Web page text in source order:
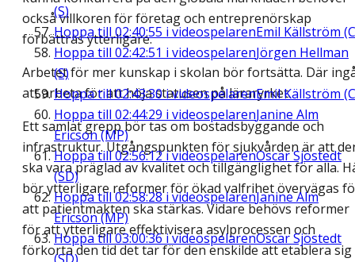
(S)
Hoppa till 02:40:55 i videospelarenEmil Källström
Hoppa till 02:42:51 i videospelarenJörgen Hellman
(S)
Hoppa till02:43:30i videospelarenEmil Källström
Hoppa till 02:44:29 i videospelarenJanine Alm
Ericson (MP)
Hoppa till02:56:12i videospelarenOscar Sjöstedt
(SD)
Hoppa till02:58:28i videospelarenJanine Alm
Ericson (MP)
Hoppa till03:00:36i videospelarenOscar Sjöstedt
också villkoren för företag och entreprenörskap
förbättras ytterligare.
Arbetet för mer kunskap i skolan bör fortsätta. Där
att arbeta för att höja statusen på läraryrket.
Ett samlat grepp bör tas om bostadsbyggande och
infrastruktur. Utgångspunkten för sjukvården är att
ska vara präglad av kvalitet och tillgänglighet för alla.
bör ytterligare reformer för ökad valfrihet övervägas
att patientmakten ska stärkas. Vidare behövs reformer
för att ytterligare effektivisera asylprocessen och
förkorta den tid det tar för den enskilde att etablera sig